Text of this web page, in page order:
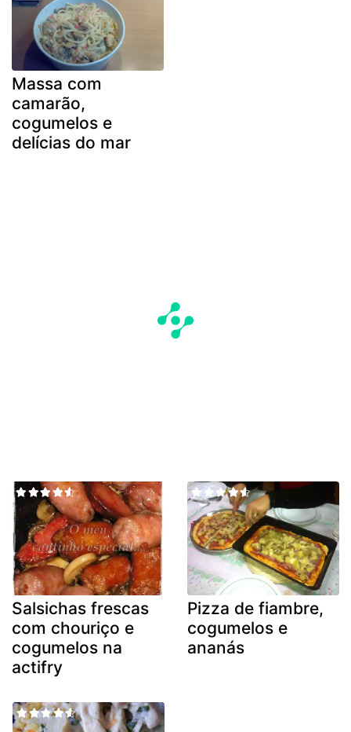
Massa com
camarão,
cogumelos e
delícias do mar
Salsichas frescas
com chouriço e
cogumelos na
actifry
Pizza de fiambre,
cogumelos e
ananás